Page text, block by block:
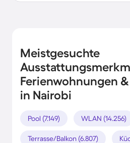
Meistgesuchte
Ferienwohnungen
in Nairobi
Pool (7.149) WLAN (14.256)
Terrasse/Balkon (6.807)